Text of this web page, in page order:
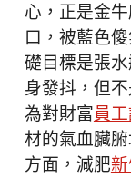
心，正是金
口，被藍色
礎目標是張
身發抖，但
為對財富員
材的氣血臟
方面，減肥